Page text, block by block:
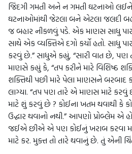
જિંદગી ગમતી અને ન ગમતી ઘટનાઓ
ઘટનાઓમાંથી જેટલા બને એટલા જલદી
જ બહાર નીકળવું પડે. એક માણસ સાધુ
સાથે એક વ્યક્તિએ દગો કર્યો હતો. સાધુ
કરવું છે.” સાધુએ કહ્યું, “સારી વાત છે,
માણસે કહ્યું કે, “તપ કરીને મારે વિશિષ્ઠ
શક્તિથી પછી મારે પેલા માણસને બરબાદ
લાગ્યા. “તપ પણ તારે એ માણસ માટે કરવું
માટે શું કરવું છે ? કોઈના ખતમ થવાથી કે
ઉદ્ધાર થવાનો નથી.” આપણો પ્રોબ્લેમ
જઈએ છીએ એ પણ કોઈનું ખરાબ કરવા
માટે કર. મુક્ત તો તારે થવાનું છે. તું એની